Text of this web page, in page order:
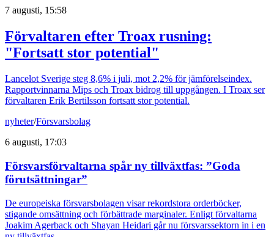
7 augusti, 15:58
Förvaltaren efter Troax rusning:
"Fortsatt stor potential"
Lancelot Sverige steg 8,6% i juli, mot 2,2% för jämförelseindex.
Rapportvinnarna Mips och Troax bidrog till uppgången. I Troax ser
förvaltaren Erik Bertilsson fortsatt stor potential.
nyheter/Försvarsbolag
6 augusti, 17:03
Försvarsförvaltarna spår ny tillväxtfas: ”Goda
förutsättningar”
De europeiska försvarsbolagen visar rekordstora orderböcker,
stigande omsättning och förbättrade marginaler. Enligt förvaltarna
Joakim Agerback och Shayan Heidari går nu försvarssektorn in i en